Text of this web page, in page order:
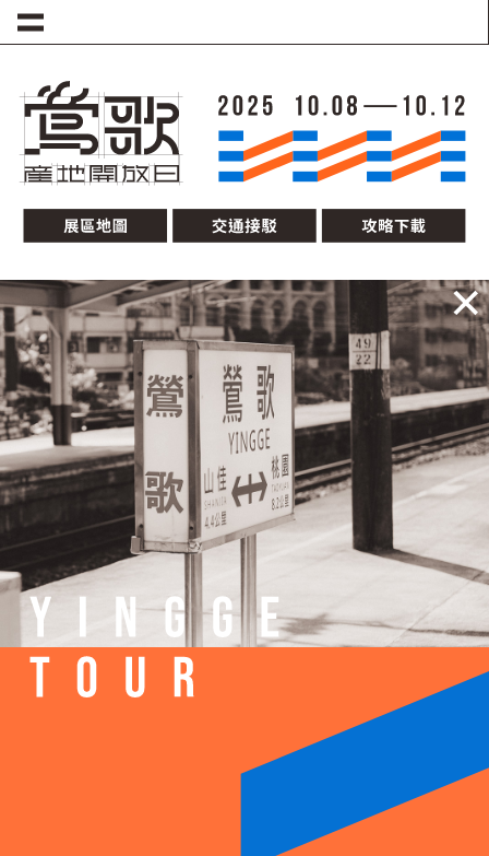
移至主內容